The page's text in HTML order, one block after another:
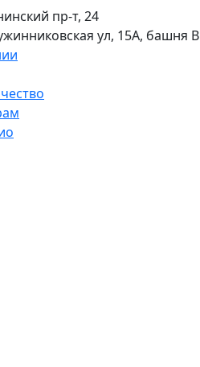
пр-т, 24
ул, 15А, башня В